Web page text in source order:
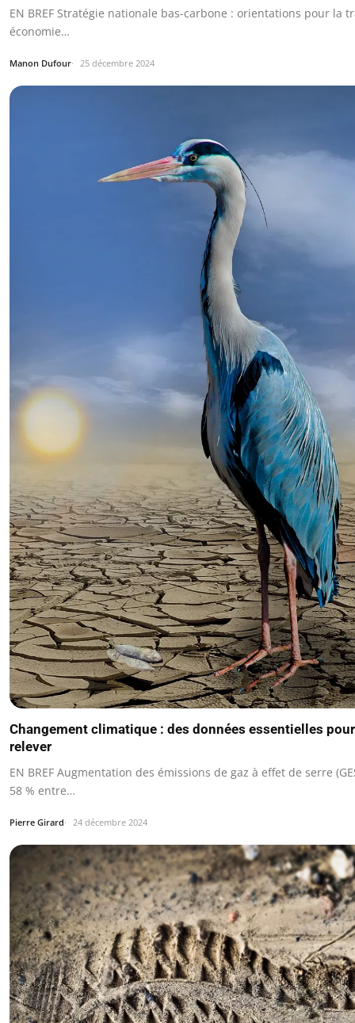
EN BREF Stratégie nationale bas-carbone : orientations pour la
économie…
Manon Dufour 25 décembre 2024
Changement climatique : des données essentielles
relever
EN BREF Augmentation des émissions de gaz à effet de serre
58 % entre…
Pierre Girard 24 décembre 2024